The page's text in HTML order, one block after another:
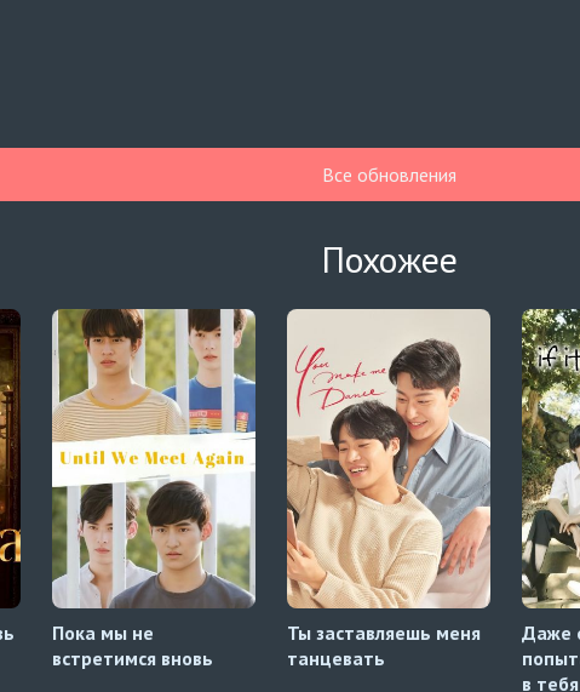
Все обновления
Похожее
Пока мы не
встретимся вновь
Ты заставляешь меня
танцевать
Даже
в тебя